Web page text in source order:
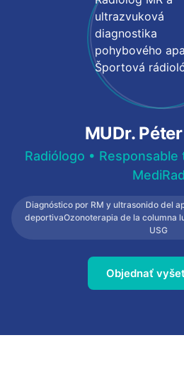
MUDr.
Radiólogo •
MediRad
Diagnóstico por RM y ultrasonido del
deportivaOzonoterapia de la columna
USG
Objednať